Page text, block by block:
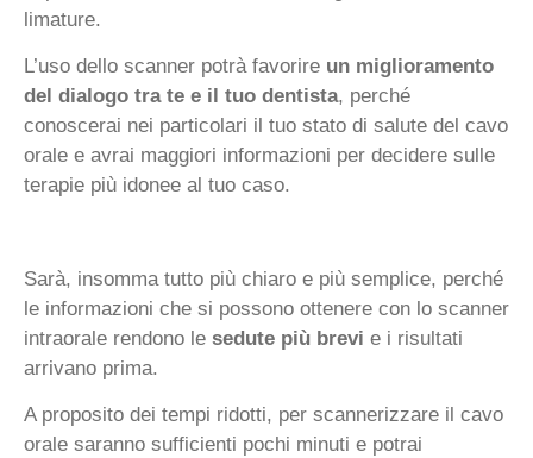
limature.
L’uso dello scanner potrà favorire un miglioramento
del dialogo tra te e il tuo dentista, perché
conoscerai nei particolari il tuo stato di salute del cavo
orale e avrai maggiori informazioni per decidere sulle
terapie più idonee al tuo caso.
Sarà, insomma tutto più chiaro e più semplice, perché
le informazioni che si possono ottenere con lo scanner
intraorale rendono le sedute più brevi e i risultati
arrivano prima.
A proposito dei tempi ridotti, per scannerizzare il cavo
orale saranno sufficienti pochi minuti e potrai